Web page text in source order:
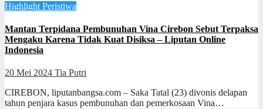
Highlight Peristiwa
Mantan Terpidana Pembunuhan Vina Cirebon Sebut Terpaksa
Mengaku Karena Tidak Kuat Disiksa – Liputan Online
Indonesia
20 Mei 2024 Tia Putri
CIREBON, liputanbangsa.com – Saka Tatal (23) divonis delapan
tahun penjara kasus pembunuhan dan pemerkosaan Vina…